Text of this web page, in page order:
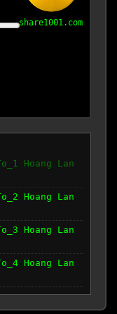
share1001.com
Hoang Lan
Hoang Lan
Hoang Lan
Hoang Lan